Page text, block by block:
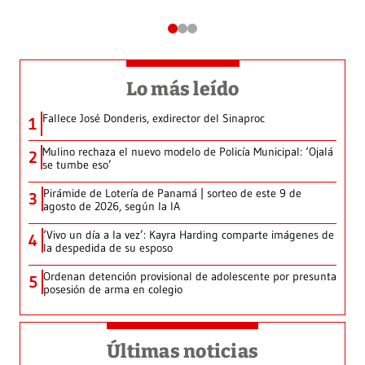
Lo más leído
1 Fallece José Donderis, exdirector del Sinaproc
2 Mulino rechaza el nuevo modelo de Policía Municipal: ‘Ojalá
se tumbe eso’
3 Pirámide de Lotería de Panamá | sorteo de este 9 de
agosto de 2026, según la IA
4 ‘Vivo un día a la vez’: Kayra Harding comparte imágenes de
la despedida de su esposo
5 Ordenan detención provisional de adolescente por presunta
posesión de arma en colegio
Últimas noticias